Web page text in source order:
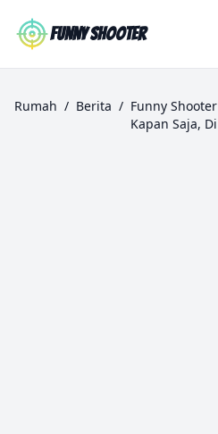
Funny Shooter
Rumah / Berita / Funny
Kapan Saja,